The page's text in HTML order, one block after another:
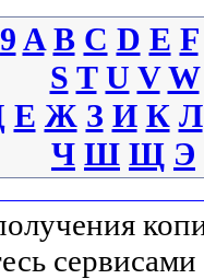
9 A B C D E F
S T U V W
Е Ж З И К Л
Ч Ш Щ Э
сервисами